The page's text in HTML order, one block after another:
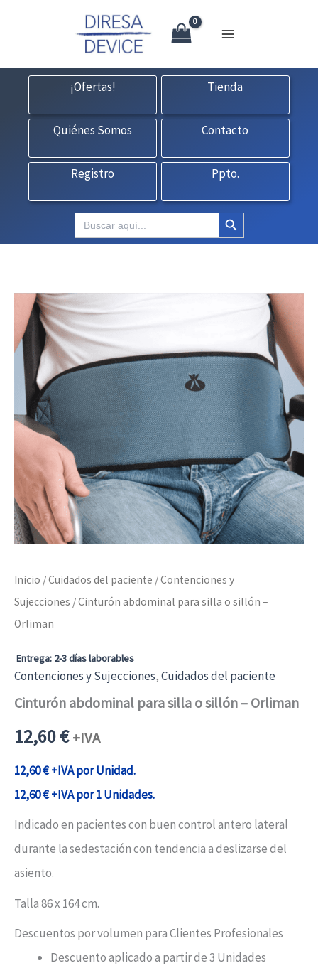
consultas@fedbuy.es| Formulario | Tlf.
¡Ofertas!
Tienda
Quiénes Somos Contacto
Registro Ppto.
Buscar: Botón de búsqueda
Inicio /Cuidados del paciente /Contenciones y
Sujecciones / Cinturón abdominal para silla o sillón –
Orliman
Entrega: 2-3 días laborables
Contenciones y Sujecciones,Cuidados del paciente
Cinturón abdominal para silla o sillón – Orliman
12,60€ +IVA
12,60€+IVA por Unidad.
12,60€+IVA por 1 Unidades.
Indicado en pacientes con buen control antero lateral
durante la sedestación con tendencia a deslizarse del
asiento.
Talla 86 x 164 cm.
Descuentos por volumen para Clientes Profesionales
Descuento aplicado a partir de 3 Unidades